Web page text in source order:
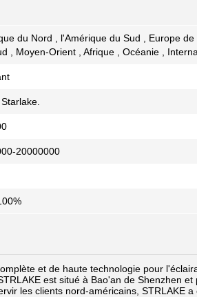
du Nord , l'Amérique du Sud , Europe
, Moyen-Orient , Afrique , Océanie ,
20000000
et de haute technologie pour
est situé à Bao'an de Shenzhen
les clients nord-américains, STRLAKE